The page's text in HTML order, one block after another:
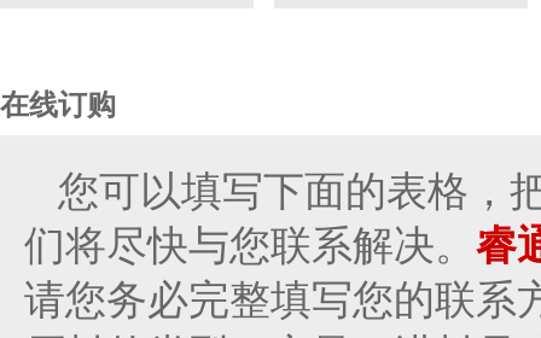
在线订购
您可以填写下面的表格，
们将尽快与您联系解决。 睿
请您务必完整填写您的联系